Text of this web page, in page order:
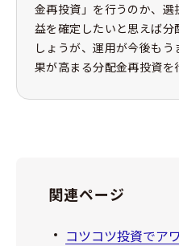
金再投資」を行うのか、
益を確定したいと思えば
しょうが、運用が今後も
果が高まる分配金再投資を
関連ページ
コツコツ投資でア